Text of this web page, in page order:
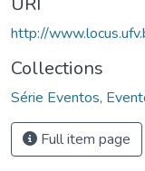
http://
Collections
Série Eventos,
Full item page